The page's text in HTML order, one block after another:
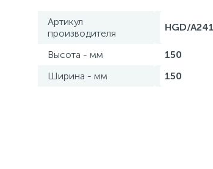
Артикул
производителя
HGD/
Высота - мм
150
Ширина - мм
150